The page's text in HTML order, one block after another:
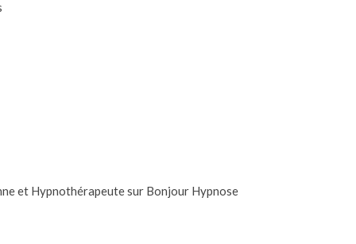
et Hypnothérapeute sur Bonjour Hypnose